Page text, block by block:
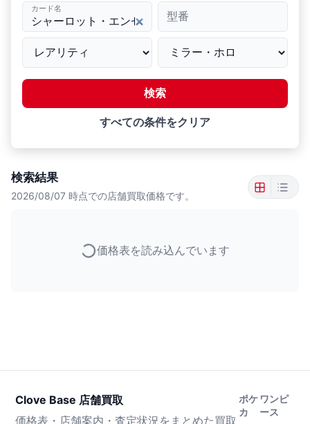
カード名
型番
検索
すべての条件をクリア
検索結果
2026/08/07 時点での店舗買取価格です。
価格表を読み込んでいます
Clove Base 店舗買取
価格表・店舗案内・査定状況をまとめた買取
ポケ
カ
ワンピ
ース